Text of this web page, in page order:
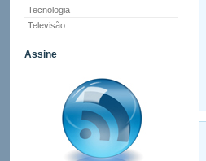
Tecnologia
Televisão
Assine